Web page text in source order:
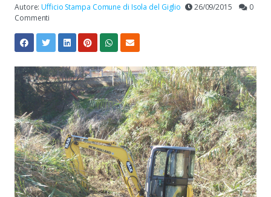
Autore:Ufficio Stampa Comune di Isola del Giglio 26/09/2015
0
Commenti